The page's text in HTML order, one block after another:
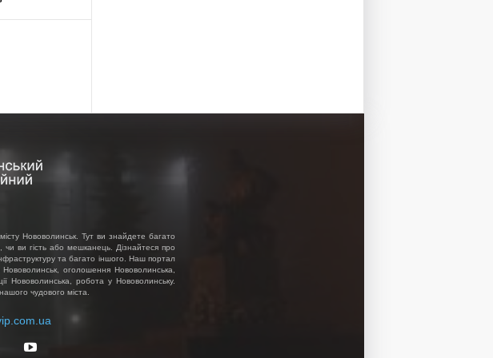
Нововолинськ. Тут ви знайдете багато
чи ви гість або мешканець. Дізнайтеся про
та багато іншого. Наш портал
оголошення Нововолинська,
Нововолинська, робота у Нововолинську.
чудового міста.